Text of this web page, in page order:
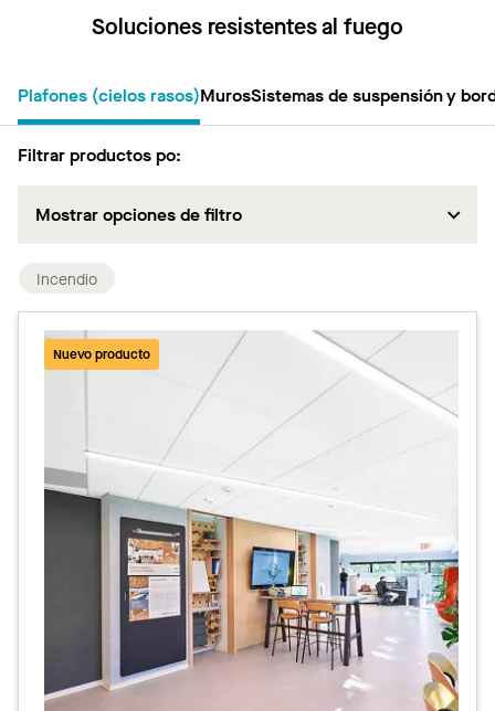
Soluciones resistentes al fuego
Plafones (cielos rasos)MurosSistemas de suspensión y
Filtrar productos po:
Mostrar opciones de filtro
Incendio
Nuevo producto